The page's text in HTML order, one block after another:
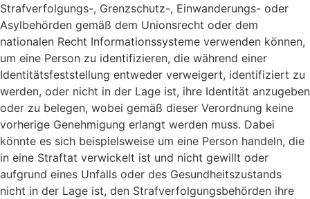
Strafverfolgungs-, Grenzschutz-, Einwanderungs- oder
Asylbehörden gemäß dem Unionsrecht oder dem
nationalen Recht Informationssysteme verwenden können,
um eine Person zu identifizieren, die während einer
Identitätsfeststellung entweder verweigert, identifiziert zu
werden, oder nicht in der Lage ist, ihre Identität anzugeben
oder zu belegen, wobei gemäß dieser Verordnung keine
vorherige Genehmigung erlangt werden muss. Dabei
könnte es sich beispielsweise um eine Person handeln, die
in eine Straftat verwickelt ist und nicht gewillt oder
aufgrund eines Unfalls oder des Gesundheitszustands
nicht in der Lage ist, den Strafverfolgungsbehörden ihre